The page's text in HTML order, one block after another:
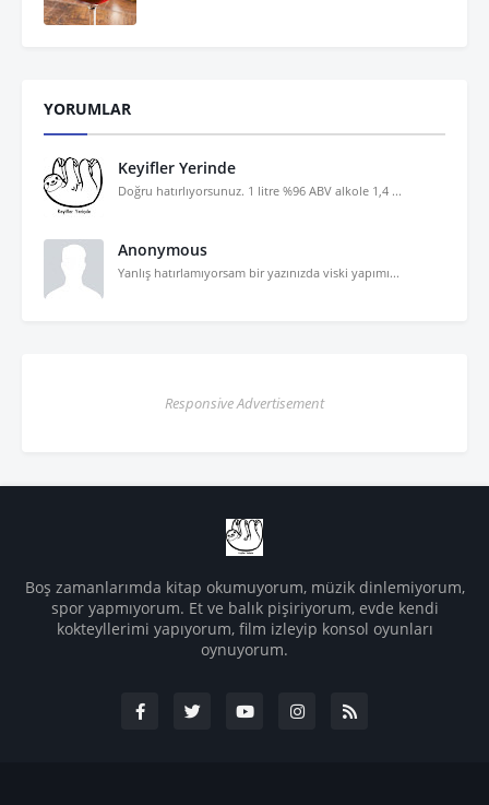
YORUMLAR
Keyifler Yerinde
Doğru hatırlıyorsunuz. 1 litre %96 ABV alkole 1,4 ...
Anonymous
Yanlış hatırlamıyorsam bir yazınızda viski yapımı...
Responsive Advertisement
Boş zamanlarımda kitap okumuyorum, müzik dinlemiyorum,
spor yapmıyorum. Et ve balık pişiriyorum, evde kendi
kokteyllerimi yapıyorum, film izleyip konsol oyunları
oynuyorum.